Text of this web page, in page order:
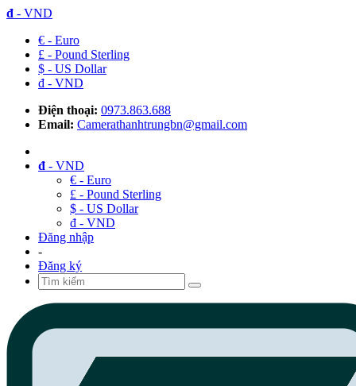
đ - VND
€ - Euro
£ - Pound Sterling
$ - US Dollar
đ - VND
Điện thoại: 0973.863.688
Email: Camerathanhtrungbn@gmail.com
đ - VND
€ - Euro
£ - Pound Sterling
$ - US Dollar
đ - VND
Đăng nhập
-
Đăng ký